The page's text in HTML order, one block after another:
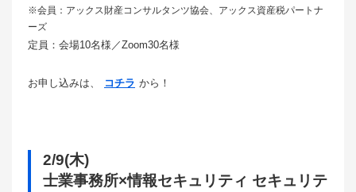
※会員：アックス財産コンサルタンツ協会、アックス資産税パートナ
ーズ
定員：会場10名様／Zoom30名様
お申し込みは、 コチラ から！
2/9(木)
士業事務所×情報セキュリティ セキュリテ